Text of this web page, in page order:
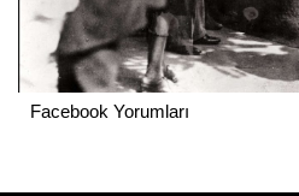
Facebook Yorumları